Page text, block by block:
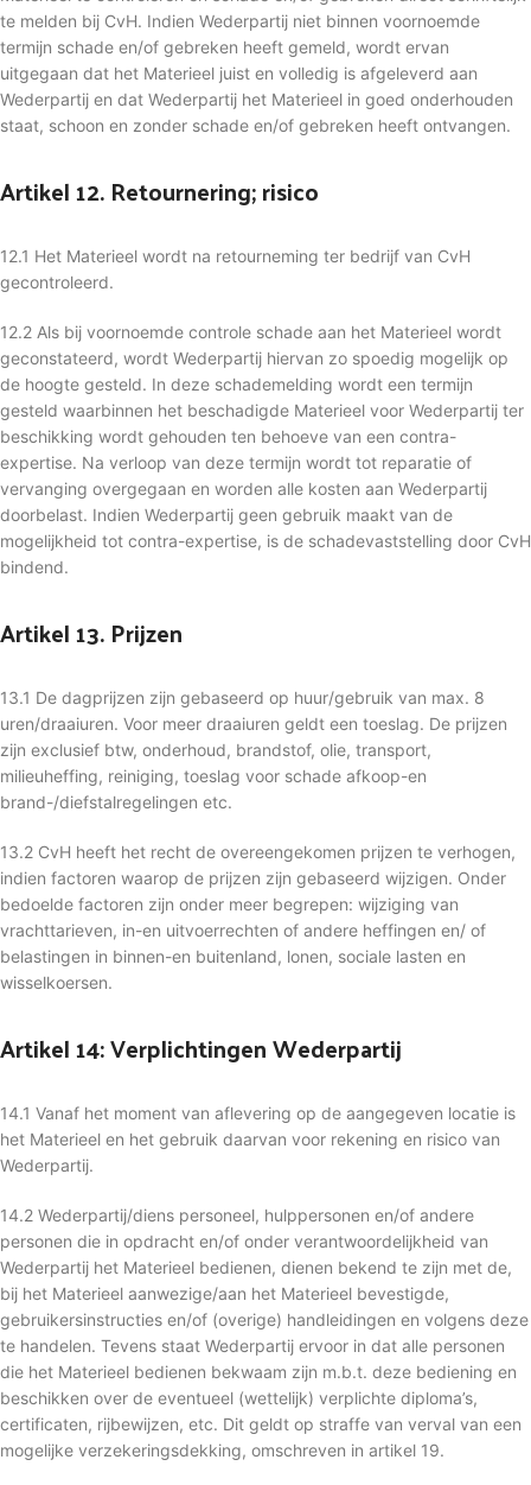
te melden bij CvH. Indien Wederpartij niet binnen voornoemde
termijn schade en/of gebreken heeft gemeld, wordt ervan
uitgegaan dat het Materieel juist en volledig is afgeleverd aan
Wederpartij en dat Wederpartij het Materieel in goed onderhouden
staat, schoon en zonder schade en/of gebreken heeft ontvangen.
Artikel 12. Retournering; risico
12.1 Het Materieel wordt na retourneming ter bedrijf van CvH
gecontroleerd.
12.2 Als bij voornoemde controle schade aan het Materieel wordt
geconstateerd, wordt Wederpartij hiervan zo spoedig mogelijk op
de hoogte gesteld. In deze schademelding wordt een termijn
gesteld waarbinnen het beschadigde Materieel voor Wederpartij ter
beschikking wordt gehouden ten behoeve van een contra-
expertise. Na verloop van deze termijn wordt tot reparatie of
vervanging overgegaan en worden alle kosten aan Wederpartij
doorbelast. Indien Wederpartij geen gebruik maakt van de
mogelijkheid tot contra-expertise, is de schadevaststelling door CvH
bindend.
Artikel 13. Prijzen
13.1 De dagprijzen zijn gebaseerd op huur/gebruik van max. 8
uren/draaiuren. Voor meer draaiuren geldt een toeslag. De prijzen
zijn exclusief btw, onderhoud, brandstof, olie, transport,
milieuheffing, reiniging, toeslag voor schade afkoop-en
brand-/diefstalregelingen etc.
13.2 CvH heeft het recht de overeengekomen prijzen te verhogen,
indien factoren waarop de prijzen zijn gebaseerd wijzigen. Onder
bedoelde factoren zijn onder meer begrepen: wijziging van
vrachttarieven, in-en uitvoerrechten of andere heffingen en/ of
belastingen in binnen-en buitenland, lonen, sociale lasten en
wisselkoersen.
Artikel 14: Verplichtingen Wederpartij
14.1 Vanaf het moment van aflevering op de aangegeven locatie is
het Materieel en het gebruik daarvan voor rekening en risico van
Wederpartij.
14.2 Wederpartij/diens personeel, hulppersonen en/of andere
personen die in opdracht en/of onder verantwoordelijkheid van
Wederpartij het Materieel bedienen, dienen bekend te zijn met de,
bij het Materieel aanwezige/aan het Materieel bevestigde,
gebruikersinstructies en/of (overige) handleidingen en volgens deze
te handelen. Tevens staat Wederpartij ervoor in dat alle personen
die het Materieel bedienen bekwaam zijn m.b.t. deze bediening en
beschikken over de eventueel (wettelijk) verplichte diploma’s,
certificaten, rijbewijzen, etc. Dit geldt op straffe van verval van een
mogelijke verzekeringsdekking, omschreven in artikel 19.